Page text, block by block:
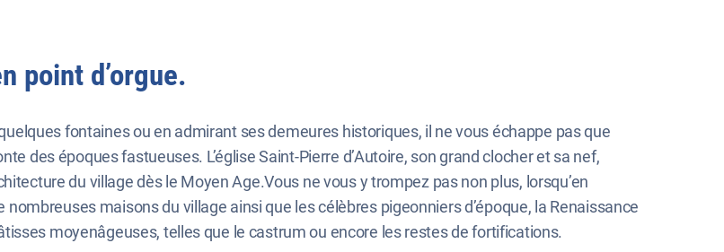
point d’orgue.
fontaines ou en admirant ses demeures historiques, il ne vous échappe pas que
des époques fastueuses. L’église Saint-Pierre d’Autoire, son grand clocher et sa nef,
du village dès le Moyen Age.Vous ne vous y trompez pas non plus, lorsqu’en
maisons du village ainsi que les célèbres pigeonniers d’époque, la Renaissance
moyenâgeuses, telles que le castrum ou encore les restes de fortifications.